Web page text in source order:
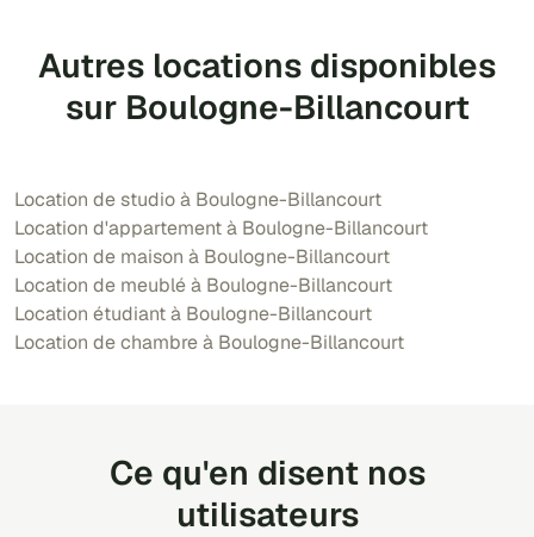
Autres locations disponibles
sur Boulogne-Billancourt
Location de studio à Boulogne-Billancourt
Location d'appartement à Boulogne-Billancourt
Location de maison à Boulogne-Billancourt
Location de meublé à Boulogne-Billancourt
Location étudiant à Boulogne-Billancourt
Location de chambre à Boulogne-Billancourt
Ce qu'en disent nos
utilisateurs